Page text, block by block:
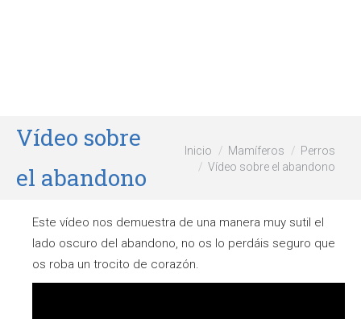
Vídeo sobre
el abandono
Estás aquí:
Inicio Mamíferos
Perros
Vídeo sobre el abandono
Este vídeo nos demuestra de una manera muy sutil el
lado oscuro del abandono, no os lo perdáis seguro que
os roba un trocito de corazón.